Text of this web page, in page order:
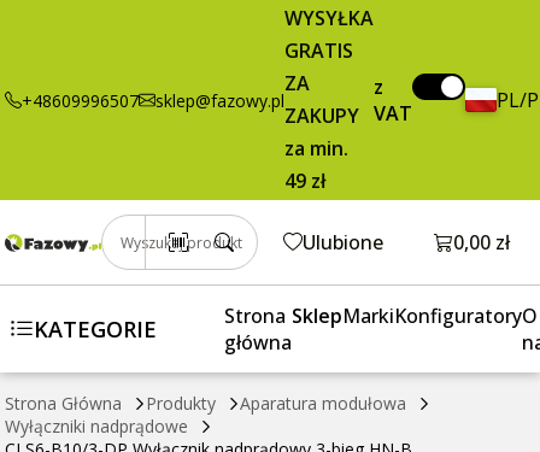
+48609996507 sklep@fazowy.pl
WYSYŁKA
GRATIS
ZA
ZAKUPY
za min.
49 zł
z
VAT
PL/
Wyszukaj produkt Ulubione Otwórz
0,00 zł
KATEGORIE
Strona
główna
SklepMarkiKonfiguratoryO
Strona Główna Produkty
Aparatura modułowa
Wyłączniki nadprądowe
brutto / szt. Dodaj do koszyka